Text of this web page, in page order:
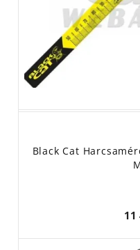
Black Cat
11